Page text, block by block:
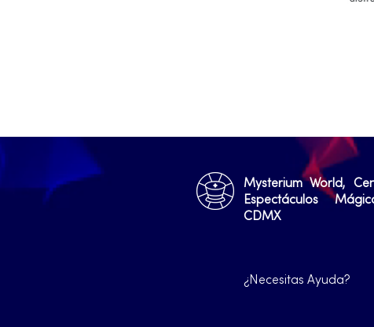
Mysterium World,
Espectáculos
CDMX
¿Necesitas Ayuda?